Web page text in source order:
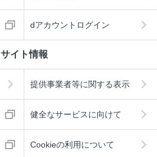
dアカウントログイン
サイト情報
提供事業者等に関する表示
健全なサービスに向けて
Cookieの利用について